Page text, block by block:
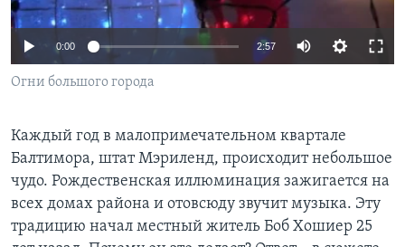
Learning English
СОЦИАЛЬНЫЕ СЕТИ
Языки
0:00 2:57
Огни большого города
Каждый год в малопримечательном квартале
Балтимора, штат Мэриленд, происходит небольшое
чудо. Рождественская иллюминация зажигается на
всех домах района и отовсюду звучит музыка. Эту
традицию начал местный житель Боб Хошиер 25